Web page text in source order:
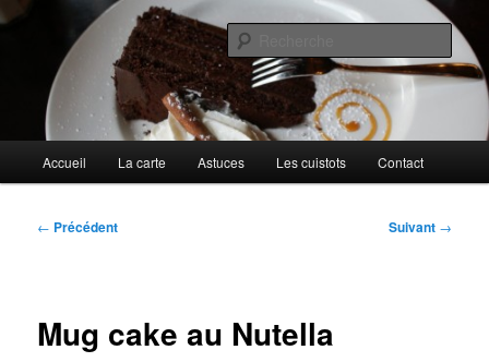
Aller
principalAu petit gargouillis
Cuisines d'internautes.
principal
Accueil La carte Astuces Les cuistots Contact
Navigation
← Précédent Suivant →
Mug cake au Nutella